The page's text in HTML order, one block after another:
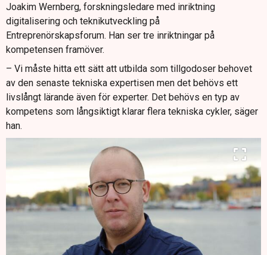
Joakim Wernberg, forskningsledare med inriktning
digitalisering och teknikutveckling på
Entreprenörskapsforum. Han ser tre inriktningar på
kompetensen framöver.
– Vi måste hitta ett sätt att utbilda som tillgodoser behovet
av den senaste tekniska expertisen men det behövs ett
livslångt lärande även för experter. Det behövs en typ av
kompetens som långsiktigt klarar flera tekniska cykler, säger
han.